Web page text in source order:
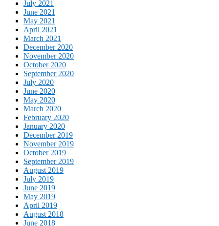
July 2021
June 2021
May 2021
April 2021
March 2021
December 2020
November 2020
October 2020
September 2020
July 2020
June 2020
May 2020
March 2020
February 2020
January 2020
December 2019
November 2019
October 2019
September 2019
August 2019
July 2019
June 2019
May 2019
April 2019
August 2018
June 2018